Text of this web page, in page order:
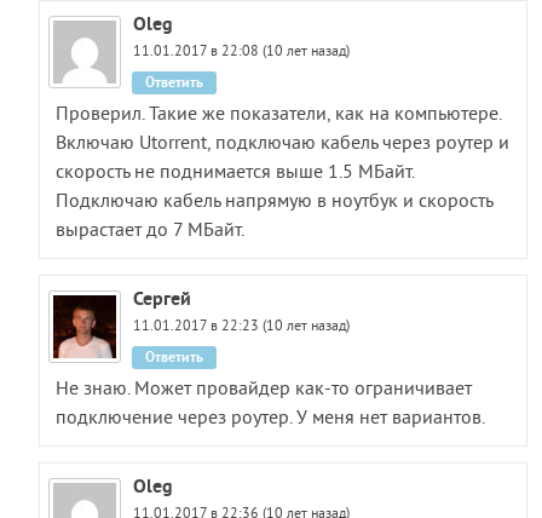
Oleg
11.01.2017 в 22:08 (10 лет назад)
Проверил. Такие же показатели, как на компьютере.
Включаю Utorrent, подключаю кабель через роутер и
скорость не поднимается выше 1.5 МБайт.
Подключаю кабель напрямую в ноутбук и скорость
вырастает до 7 МБайт.
Ответить
Сергей
11.01.2017 в 22:23 (10 лет назад)
Не знаю. Может провайдер как-то ограничивает
подключение через роутер. У меня нет вариантов.
Ответить
Oleg